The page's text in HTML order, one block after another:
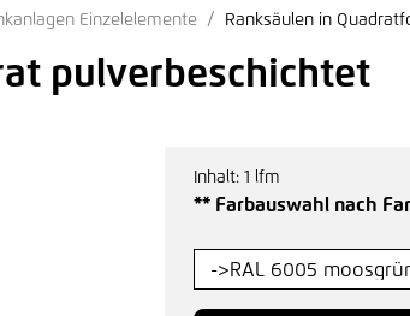
Einzelelemente Ranksäulen in
pulverbeschichtet
Inhalt: 1 lfm
** Farbauswahl nach